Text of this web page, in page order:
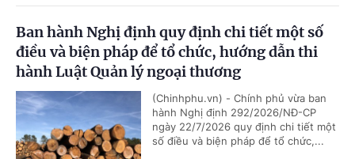
Ban hành Nghị định quy định chi tiết một số
điều và biện pháp để tổ chức, hướng dẫn thi
hành Luật Quản lý ngoại thương
(Chinhphu.vn) - Chính phủ vừa ban
hành Nghị định 292/2026/NĐ-CP
ngày 22/7/2026 quy định chi tiết một
số điều và biện pháp để tổ chức,...